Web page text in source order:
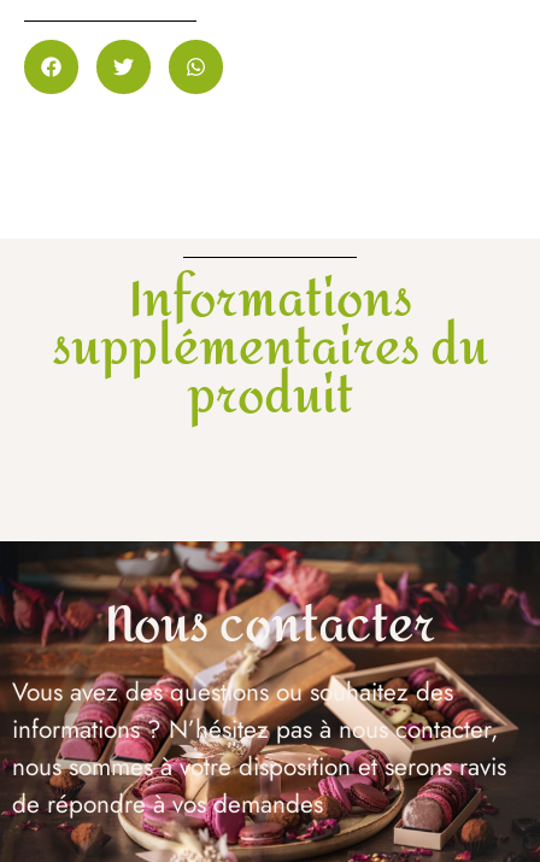
Informations
supplémentaires du
produit
Nous contacter
Vous avez des questions ou souhaitez des
informations ? N’hésitez pas à nous contacter,
nous sommes à votre disposition et serons ravis
de répondre à vos demandes